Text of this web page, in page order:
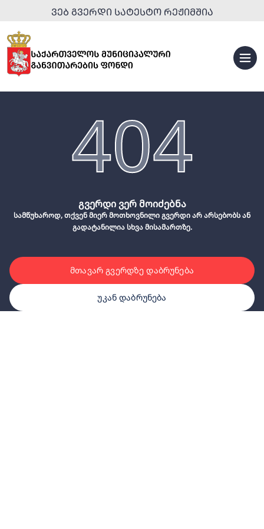
ᲕᲔᲑ ᲒᲕᲔᲠᲓᲘ ᲡᲐᲢᲔᲡᲢᲝ ᲠᲔᲟᲘᲛᲨᲘᲐ
404
გვერდი ვერ მოიძებნა
სამწუხაროდ, თქვენ მიერ მოთხოვნილი გვერდი არ არსებობს ან
გადატანილია სხვა მისამართზე.
მთავარ გვერდზე დაბრუნება
უკან დაბრუნება